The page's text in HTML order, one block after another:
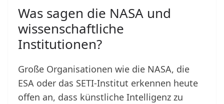
Was sagen die NASA und
wissenschaftliche
Institutionen?
Große Organisationen wie die NASA, die
ESA oder das SETI-Institut erkennen heute
offen an, dass künstliche Intelligenz zu